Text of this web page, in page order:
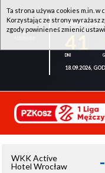
WKK ACTIVE
18.09.2026,
WKK Active
Hotel Wrocław
Ta strona używa cookies m.in. w
Korzystając ze strony wyrażasz
zgody powinieneś zmienić